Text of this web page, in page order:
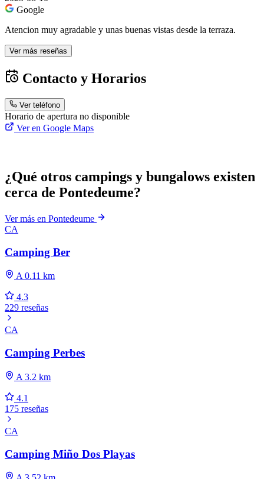
Google
Atencion muy agradable y unas buenas vistas desde la terraza.
Ver más reseñas
Contacto y Horarios
Ver teléfono
Horario de apertura no disponible
Ver en Google Maps
¿Qué otros campings y bungalows existen
cerca de Pontedeume?
Ver más en Pontedeume
CA
Camping Ber
A 0.11 km
4.3
229 reseñas
CA
Camping Perbes
A 3.2 km
4.1
175 reseñas
CA
Camping Miño Dos Playas